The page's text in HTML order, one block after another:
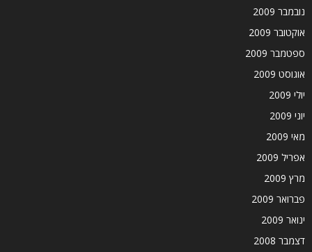
נובמבר 2009
אוקטובר 2009
ספטמבר 2009
אוגוסט 2009
יולי 2009
יוני 2009
מאי 2009
אפריל 2009
מרץ 2009
פברואר 2009
ינואר 2009
דצמבר 2008